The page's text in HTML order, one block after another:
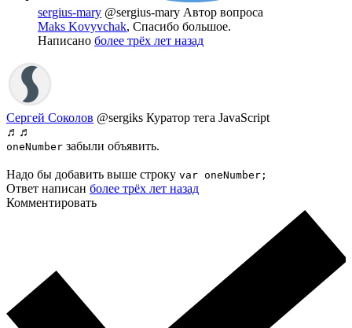
sergius-mary @sergius-mary Автор вопроса
Maks Kovyvchak, Спасибо большое.
Написано более трёх лет назад
Сергей Соколов @sergiks Куратор тега JavaScript
♬♬
oneNumber забыли объявить.
Надо бы добавить выше строку var oneNumber;
Ответ написан более трёх лет назад
Комментировать